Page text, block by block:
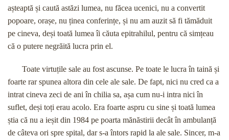
așteaptă și caută astăzi lumea, nu făcea ucenici, nu a convertit
popoare, orașe, nu ținea conferințe, și nu am auzit să fi tămăduit
pe cineva, deși toată lumea îi căuta epitrahilul, pentru că simțeau
că o putere negrăită lucra prin el.
Toate virtuțile sale au fost ascunse. Pe toate le lucra în taină și
foarte rar spunea altora din cele ale sale. De fapt, nici nu cred ca a
intrat cineva zeci de ani în chilia sa, așa cum nu-i intra nici în
suflet, deși toți erau acolo. Era foarte aspru cu sine și toată lumea
știa că nu a ieșit din 1984 pe poarta mănăstirii decât în ambulanță
de câteva ori spre spital, dar s-a întors rapid la ale sale. Sincer, m-a